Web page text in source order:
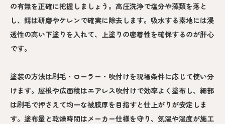
の有無を正確に把握しましょう。高圧洗浄で塩分や藻類を落と
し、錆は研磨やケレンで確実に除去します。吸水する素地には浸
透性の高い下塗りを入れて、上塗りの密着性を確保するのが肝心
です。
塗装の方法は刷毛・ローラー・吹付けを現場条件に応じて使い分
けます。屋根や広面積はエアレス吹付けで効率よく塗布し、細部
は刷毛で押さえて均一な被膜厚を目指すと仕上がりが安定しま
す。塗布量と乾燥時間はメーカー仕様を守り、気温や湿度が施工